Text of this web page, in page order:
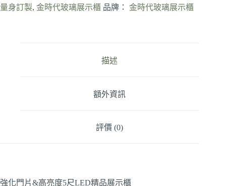
量身訂製, 金時代玻璃展示櫃 品牌： 金時代玻璃展示櫃
描述
額外資訊
評價 (0)
強化門片&高亮度5尺LED精品展示櫃